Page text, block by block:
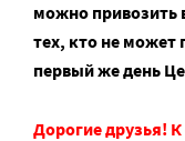
можно привозить
тех, кто не может
первый же день
Дорогие друзья!